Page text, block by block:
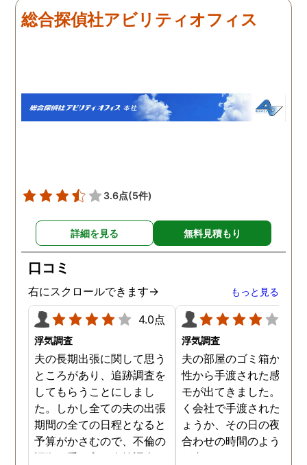
きる手ごろなものもあった
ので、迷わず契約を結ぶこ
調査を行ってくれました。
結果、彼女にはやはり男が
できていたようで、私の連
ることができて良かったの
かなと思うこともでき、彼
女とはこのまま自然消滅と
言う形で別れようと思いま
す。
た。こちらが応えやすい
囲気で質問をして頂き、
不倫の証拠を掴んでいた
き、夫は出張先の自分の
テルに、会社の女性社員
ることも分かり、有利な
件で離婚ができそうです
総合探偵社アビリティオフィス
3.6点(5件)
詳細を見る 無料見積もり
口コミ
右にスクロールできます→ もっと見る
4.0点
浮気調査
夫の長期出張に関して思う
ところがあり、追跡調査を
してもらうことにしまし
た。しかし全ての夫の出張
期間の全ての日程となると
予算がかさむので、不倫の
証拠が手に入り次第調査を
浮気調査
夫の部屋のゴミ箱から、
性から手渡された感じの
モが出てきました。おそ
く会社で手渡されたので
ょうか、その日の夜の待
合わせの時間のようなも
が書かれていました。こ